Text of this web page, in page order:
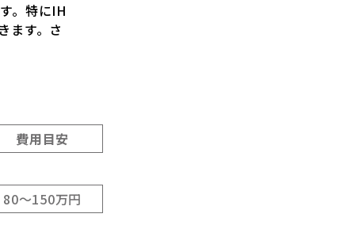
。特にIH
ます。さ
費用目安
80～150万円